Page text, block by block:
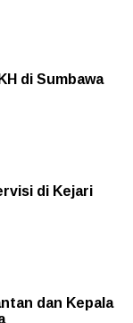
di Sumbawa
di Kejari
dan Kepala